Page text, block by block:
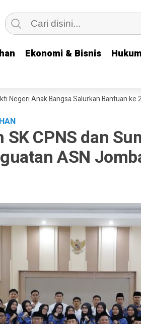
Ekonomi & Bisnis
Ekonomi & Bisnis
Anak Bangsa Salurkan Bantuan ke 22
SK CPNS dan
ASN